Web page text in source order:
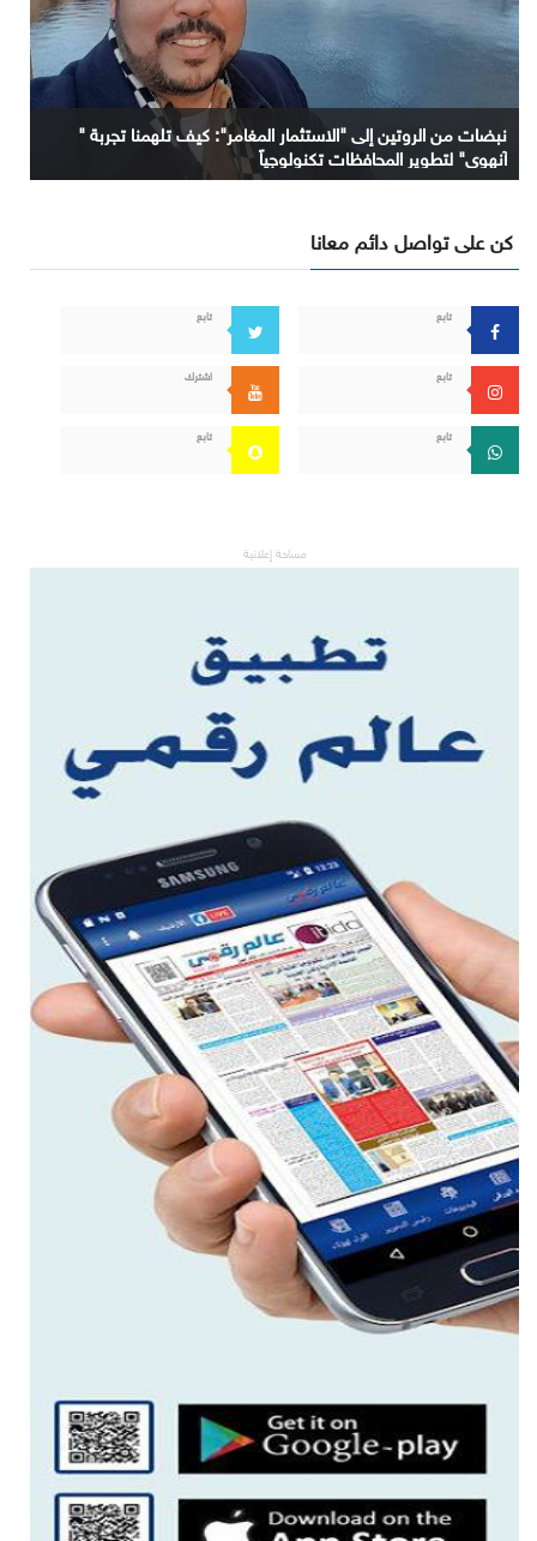
نبضات من الروتين إلى "الاستثمار المغامر": كيف تلهمنا تجربة "
آنهوي" لتطوير المحافظات تكنولوجياً
كن على تواصل دائم معانا
تابع تابع
تابع اشترك
تابع تابع
مساحة إعلانية